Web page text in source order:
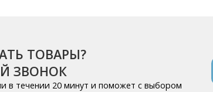
ТОВАРЫ?
ЗВОНОК
в течении 20 минут и поможет с выбором